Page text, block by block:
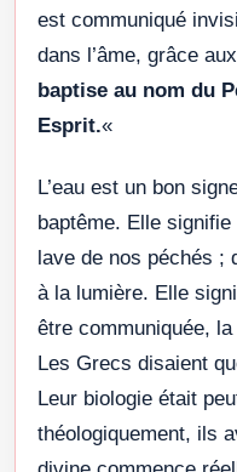
est communiqué
dans l’âme, grâce
baptise au nom du
Esprit.«
L’eau est un bon
baptême. Elle
lave de nos péchés ;
à la lumière. Elle
être communiquée,
Les Grecs disaient
Leur biologie était
théologiquement, ils